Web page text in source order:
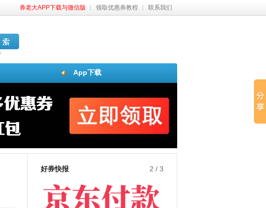
券老大APP下载与微信版 领取优惠券教程 联系我们
App下载
好券快报 3 / 3